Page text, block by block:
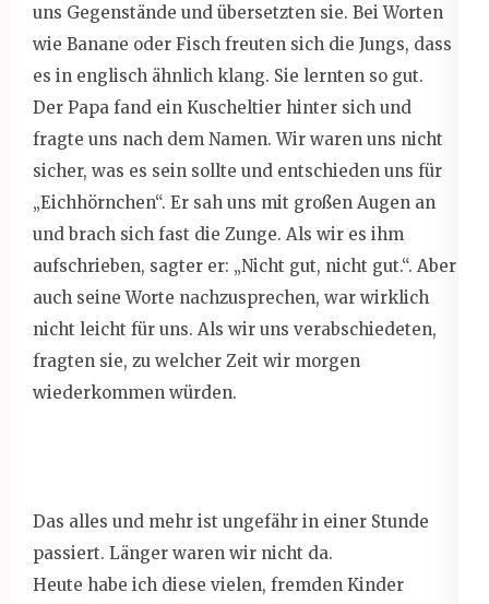
uns Gegenstände und übersetzten sie. Bei Worten
wie Banane oder Fisch freuten sich die Jungs, dass
es in englisch ähnlich klang. Sie lernten so gut.
Der Papa fand ein Kuscheltier hinter sich und
fragte uns nach dem Namen. Wir waren uns nicht
sicher, was es sein sollte und entschieden uns für
„Eichhörnchen“. Er sah uns mit großen Augen an
und brach sich fast die Zunge. Als wir es ihm
aufschrieben, sagter er: „Nicht gut, nicht gut.“. Aber
auch seine Worte nachzusprechen, war wirklich
nicht leicht für uns. Als wir uns verabschiedeten,
fragten sie, zu welcher Zeit wir morgen
wiederkommen würden.
Das alles und mehr ist ungefähr in einer Stunde
passiert. Länger waren wir nicht da.
Heute habe ich diese vielen, fremden Kinder